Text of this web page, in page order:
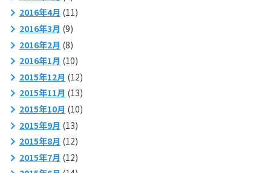
2016年4月 (11)
2016年3月 (9)
2016年2月 (8)
2016年1月 (10)
2015年12月 (12)
2015年11月 (13)
2015年10月 (10)
2015年9月 (13)
2015年8月 (12)
2015年7月 (12)